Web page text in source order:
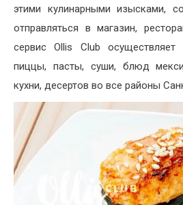
этими кулинарными изысками,
отправляться в магазин,
сервис Ollis Club осуществляет
пиццы, пасты, суши, блюд
кухни, десертов во все районы